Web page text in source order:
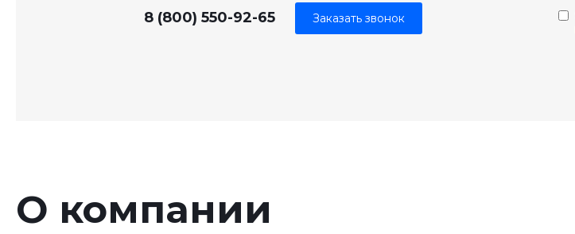
8 (800) 550-92-65 Заказать звонок
О компании